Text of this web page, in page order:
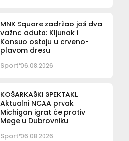
MNK Square zadržao još dva
važna aduta: Kljunak i
Konsuo ostaju u crveno-
plavom dresu
Sport 06.08.2026
KOŠARKAŠKI SPEKTAKL
Aktualni NCAA prvak
Michigan igrat će protiv
Mege u Dubrovniku
Sport 06.08.2026